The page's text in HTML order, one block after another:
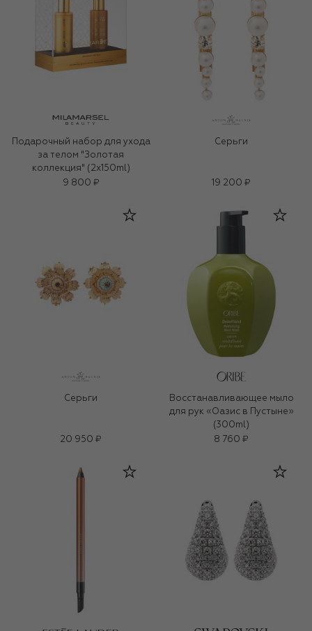
Подарочный набор для ухода
за телом "Золотая
коллекция" (2x150ml)
9 800 ₽
Серьги
19 200 ₽
Серьги
20 950 ₽
Восстанавливающее мыло
для рук «Оазис в Пустыне»
(300ml)
8 760 ₽